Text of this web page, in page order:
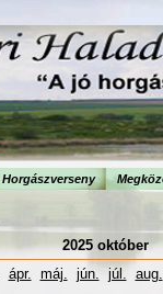
Horgászverseny
2025 október
ápr. máj. jún. júl. aug.